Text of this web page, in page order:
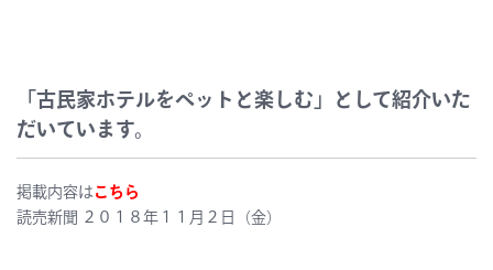
「古民家ホテルをペットと楽しむ」として紹介いた
だいています。
掲載内容は こちら
読売新聞 ２０１８年１１月２日（金）